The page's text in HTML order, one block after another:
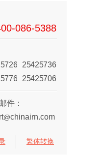
086-5388
25425736
25425706
件：
@chinairn.com
繁体转换